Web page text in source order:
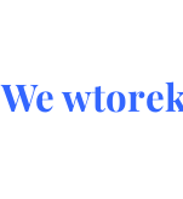
We